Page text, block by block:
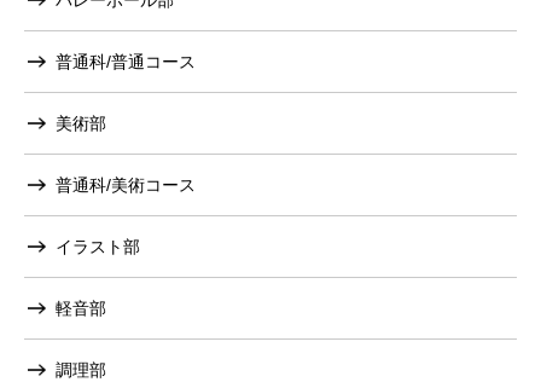
普通科/普通コース
美術部
普通科/美術コース
イラスト部
軽音部
調理部